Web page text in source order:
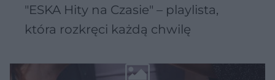
"ESKA Hity na Czasie" – playlista,
która rozkręci każdą chwilę